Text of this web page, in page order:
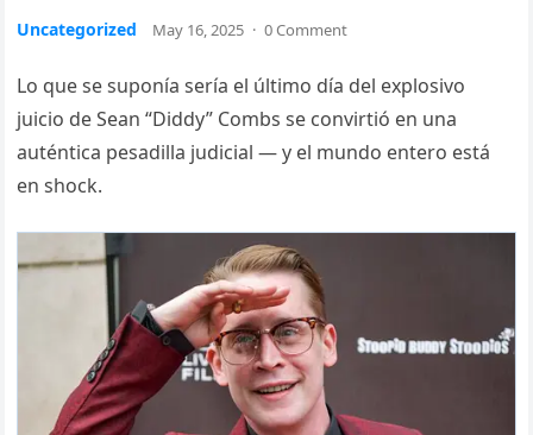
Uncategorized May 16, 2025 · 0 Comment
Lo que se suponía sería el último día del explosivo
juicio de Sean “Diddy” Combs se convirtió en una
auténtica pesadilla judicial — y el mundo entero está
en shock.